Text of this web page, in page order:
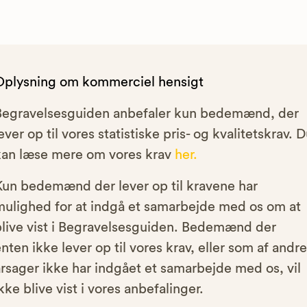
om kommerciel hensigt
anbefaler kun bedemænd, der
op til vores statistiske pris- og kvalitetskrav.
læse mere om vores krav her.
bedemænd der lever op til kravene har
for at indgå et samarbejde med os om at
vist i Begravelsesguiden. Bedemænd der
ikke lever op til vores krav, eller som af andre
ikke har indgået et samarbejde med os, vil
blive vist i vores anbefalinger.